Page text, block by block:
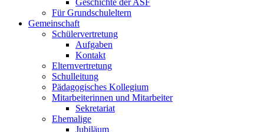
Geschichte der ASF
Für Grundschuleltern
Gemeinschaft
Schülervertretung
Aufgaben
Kontakt
Elternvertretung
Schulleitung
Pädagogisches Kollegium
Mitarbeiterinnen und Mitarbeiter
Sekretariat
Ehemalige
Jubiläum